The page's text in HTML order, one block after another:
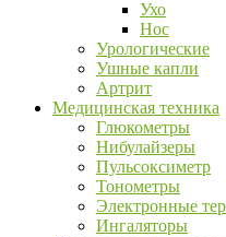
Ухо
Нос
Урологические
Ушные капли
Артрит
Медицинская техника
Глюкометры
Нибулайзеры
Пульсоксиметр
Тонометры
Электронные
Ингаляторы